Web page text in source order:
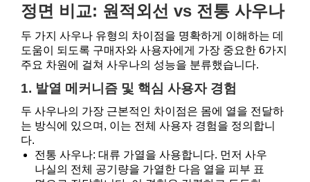
정면 비교: 원적외선 vs 전통 사우나
두 가지 사우나 유형의 차이점을 명확하게 이해하는 데
도움이 되도록 구매자와 사용자에게 가장 중요한 6가지
주요 차원에 걸쳐 사우나의 성능을 분류했습니다.
1. 발열 메커니즘 및 핵심 사용자 경험
두 사우나의 가장 근본적인 차이점은 몸에 열을 전달하
는 방식에 있으며, 이는 전체 사용자 경험을 정의합니
다.
전통 사우나: 대류 가열을 사용합니다. 먼저 사우
나실의 전체 공기량을 가열한 다음 열을 피부 표